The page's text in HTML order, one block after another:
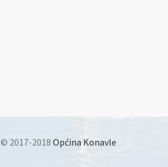
© 2017-2018 Općina Konavle